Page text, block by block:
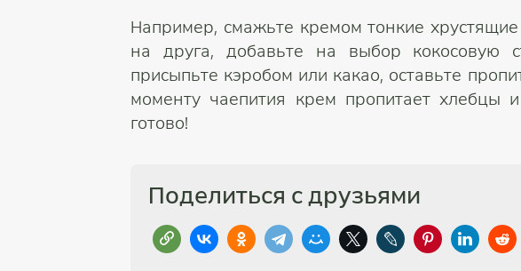
Например, смажьте кремом тонкие
на друга, добавьте на выбор кокосовую
присыпьте кэробом или какао, оставьте
моменту чаепития крем пропитает хлебцы
готово!
Поделиться с друзьями